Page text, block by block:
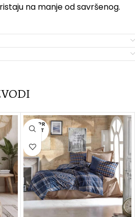
na manje od savršenog.
RASPR
ODAT